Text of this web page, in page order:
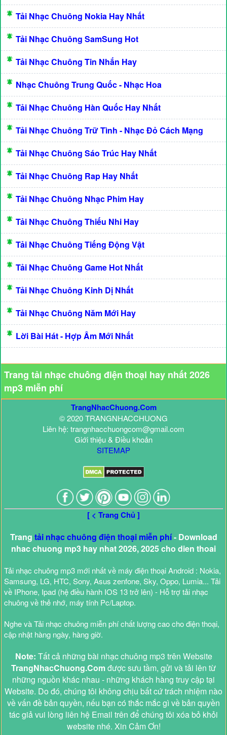
Tải Nhạc Chuông Nokia Hay Nhất
Tải Nhạc Chuông SamSung Hot
Tải Nhạc Chuông Tin Nhắn Hay
Nhạc Chuông Trung Quốc - Nhạc Hoa
Tải Nhạc Chuông Hàn Quốc Hay Nhất
Tải Nhạc Chuông Trữ Tình - Nhạc Đỏ Cách Mạng
Tải Nhạc Chuông Sáo Trúc Hay Nhất
Tải Nhạc Chuông Rap Hay Nhất
Tải Nhạc Chuông Nhạc Phim Hay
Tải Nhạc Chuông Thiếu Nhi Hay
Tải Nhạc Chuông Tiếng Động Vật
Tải Nhạc Chuông Game Hot Nhất
Tải Nhạc Chuông Kinh Dị Nhất
Tải Nhạc Chuông Năm Mới Hay
Lời Bài Hát - Hợp Âm Mới Nhất
Trang tải nhạc chuông điện thoại hay nhất 2026
mp3 miễn phí
TrangNhacChuong.Com
© 2020 TRANGNHACCHUONG
Liên hệ: trangnhacchuongcom@gmail.com
Giới thiệu & Điều khoản
SITEMAP
[ < Trang Chủ ]
Trang tải nhạc chuông điện thoại miễn phí- Download
nhac chuong mp3 hay nhat 2026, 2025 cho dien thoai
Tải nhạc chuông mp3 mới nhất về máy điện thoại Android : Nokia,
Samsung, LG, HTC, Sony, Asus zenfone, Sky, Oppo, Lumia... Tải
về IPhone, Ipad (hệ điều hành IOS 13 trở lên) - Hỗ trợ tải nhạc
chuông về thẻ nhớ, máy tính Pc/Laptop.
Nghe và Tải nhạc chuông miễn phí chất lượng cao cho điện thoại,
cập nhật hàng ngày, hàng giờ.
Note: Tất cả những bài nhạc chuông mp3 trên Website
TrangNhacChuong.Comđược sưu tầm, gửi và tải lên từ
những nguồn khác nhau - những khách hàng truy cập tại
Website. Do đó, chúng tôi không chịu bất cứ trách nhiệm nào
về vấn đề bản quyền, nếu bạn có thắc mắc gì về bản quyền
tác giả vui lòng liên hệ Email trên để chúng tôi xóa bỏ khỏi
website nhé. Xin Cảm Ơn!